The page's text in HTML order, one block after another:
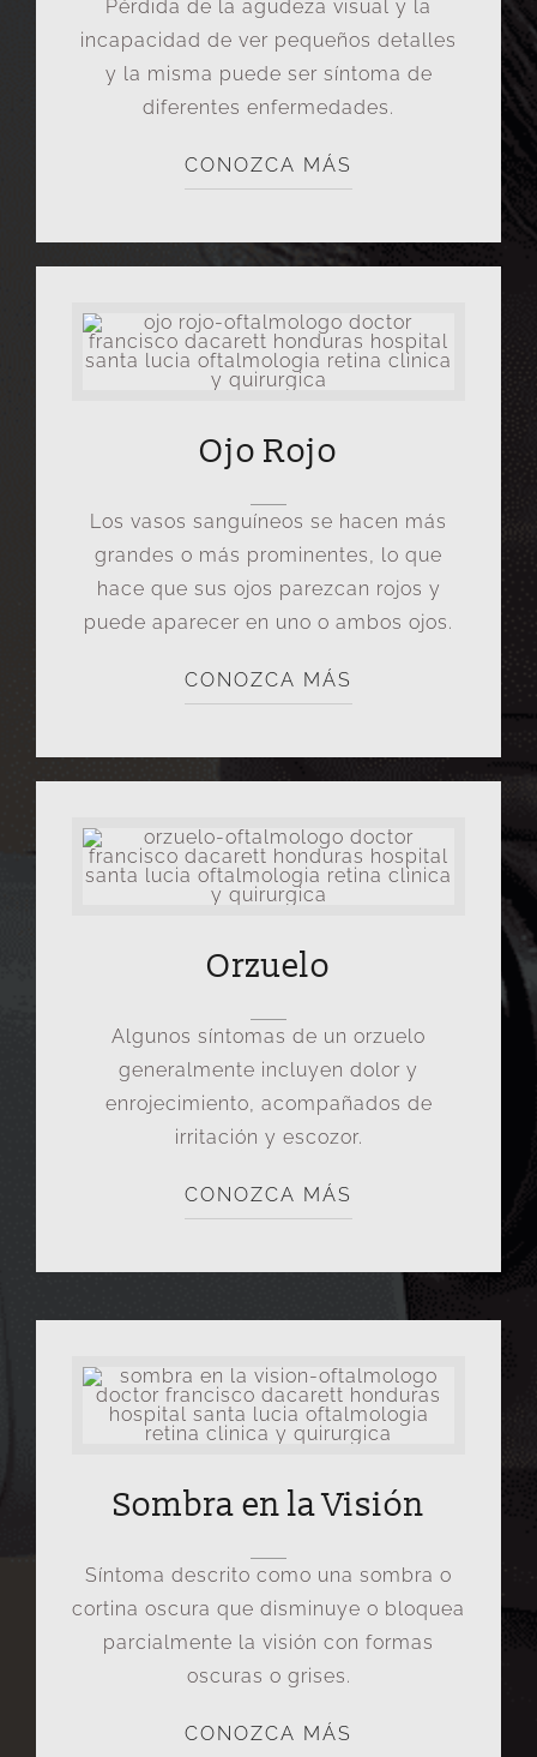
Pérdida de la agudeza visual y la
incapacidad de ver pequeños detalles
y la misma puede ser síntoma de
diferentes enfermedades.
CONOZCA MÁS
Ojo Rojo
Los vasos sanguíneos se hacen más
grandes o más prominentes, lo que
hace que sus ojos parezcan rojos y
puede aparecer en uno o ambos ojos.
CONOZCA MÁS
Orzuelo
Algunos síntomas de un orzuelo
generalmente incluyen dolor y
enrojecimiento, acompañados de
irritación y escozor.
CONOZCA MÁS
Sombra en la Visión
Síntoma descrito como una sombra o
cortina oscura que disminuye o bloquea
parcialmente la visión con formas
oscuras o grises.
CONOZCA MÁS